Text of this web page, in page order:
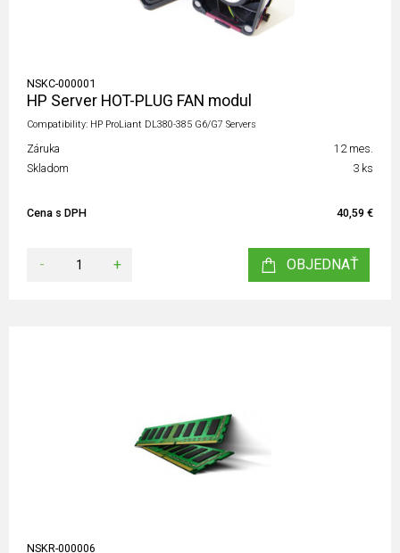
NSKC-000001
HP Server HOT-PLUG FAN modul
Compatibility: HP ProLiant DL380-385 G6/G7 Servers
Záruka
12 mes.
Skladom
3 ks
Cena s DPH 40,59 €
- + OBJEDNAŤ
NSKR-000006